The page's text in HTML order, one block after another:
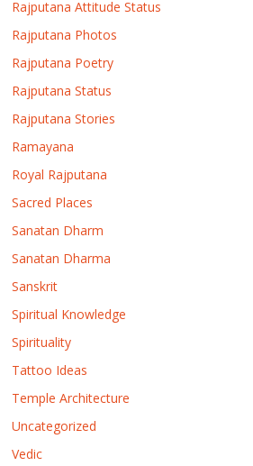
Rajputana Attitude Status
Rajputana Photos
Rajputana Poetry
Rajputana Status
Rajputana Stories
Ramayana
Royal Rajputana
Sacred Places
Sanatan Dharm
Sanatan Dharma
Sanskrit
Spiritual Knowledge
Spirituality
Tattoo Ideas
Temple Architecture
Uncategorized
Vedic